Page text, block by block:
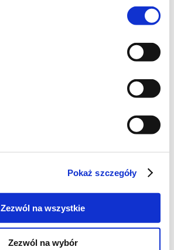
Pokaż szczegóły
Zezwól na wszystkie
Zezwól na wybór